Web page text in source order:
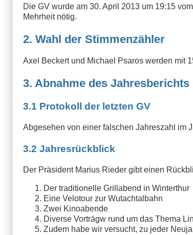
Die GV wurde am 30. April 2013 um 19:15
Mehrheit nötig.
2. Wahl der Stimmenzähler
Axel Beckert und Michael Psaros werden mit
3. Abnahme des Jahresberichts
3.1 Protokoll der letzten GV
Abgesehen von einer falschen Jahreszahl im
3.2 Jahresrückblick
Der Präsident Marius Rieder gibt einen
Der traditionelle Grillabend in Winterthur
Eine Velotour zur Wutachtalbahn
Zwei Kinoabende
Diverse Vorträgw rund um das Thema
Zudem habe wir versucht, zu jeder